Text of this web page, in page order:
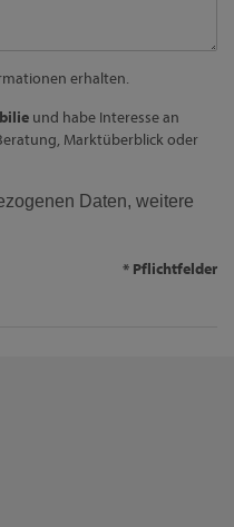
erhalten.
und habe Interesse an
Marktüberblick oder
Daten, weitere
* Pflichtfelder